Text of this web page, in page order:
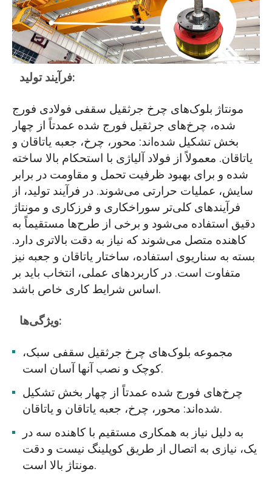
فرآیند تولید:
مونتاژ بلوک‌های چرخ جرثقیل سقفی فولادی فورج
شده، چرخ‌های جرثقیل فورج شده عمدتاً از چهار
بخش تشکیل شده‌اند: محور، چرخ، جعبه یاتاقان و
یاتاقان. معمولاً از فولاد آلیاژی با استحکام بالا ساخته
شده و برای بهبود ظرفیت تحمل و مقاومت در برابر
سایش، عملیات حرارتی می‌شوند. در فرآیند تولید، از
فرآیندهای کلی‌تر سوراخکاری و فرزکاری و مونتاژ
دقیق استفاده می‌شود و برخی از طرح‌ها مستقیماً به
کاهنده متصل می‌شوند که نیاز به دقت بالاتری دارد.
بسته به سناریوی استفاده، ساختار یاتاقان و جعبه نیز
متفاوت است. در کاربردهای عملی، انتخاب باید بر
اساس شرایط کاری خاص باشد.
ویژگی‌ها:
مجموعه بلوک‌های چرخ جرثقیل سقفی سبک،
کوچک و نصب آنها آسان است.
چرخ‌های فورج شده عمدتاً از چهار بخش تشکیل
شده‌اند: محور، چرخ، جعبه یاتاقان و یاتاقان.
به دلیل نیاز به همکاری مستقیم با کاهنده سه در
یک، نیازی به اتصال از طریق کوپلینگ نیست و دقت
مونتاژ بالا است.